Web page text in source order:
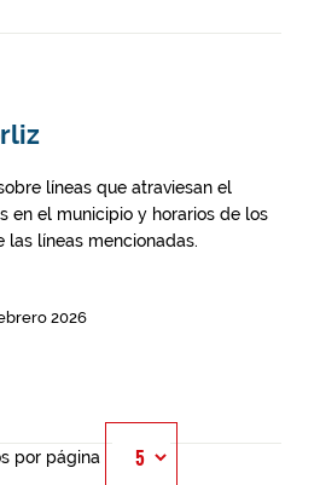
líneas que atraviesan el
en el municipio y horarios de los
las líneas mencionadas.
2026
por página